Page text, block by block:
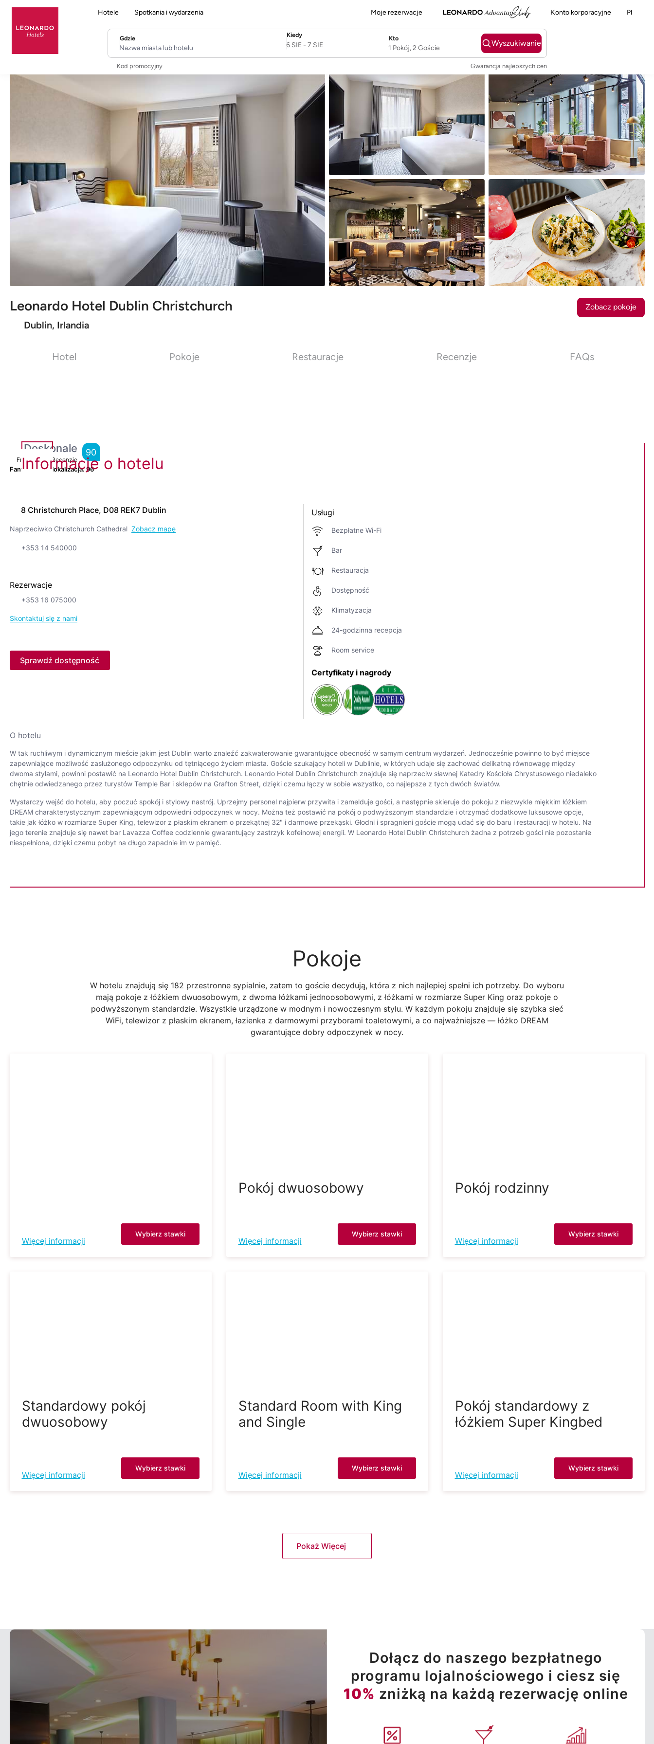
Hotele Spotkania i wydarzenia Moje rezerwacje Konto korporacyjne Pl
Leonardo Hotel Dublin Christchurch
Dublin, Irlandia
Zobacz pokoje
Gdzie
Nazwa miasta lub hotelu
Kiedy
SelectDate
6 SIE - 7 SIE
Kto
Username
1 Pokój, 2 Goście
Wyszukiwanie
Kod promocyjny Gwarancja najlepszych cen
Hotel Pokoje Restauracje Recenzje FAQs
Doskonale
From10,601Recenzje
90
Fantastyczna lokalizacja.96
Informacje o hotelu
8 Christchurch Place, D08 REK7 Dublin
Naprzeciwko Christchurch Cathedral Zobacz mapę
+353 14 540000
Rezerwacje
+353 16 075000
Skontaktuj się z nami
Sprawdź dostępność
Usługi
Bezpłatne Wi-Fi
Bar
Restauracja
Dostępność
Klimatyzacja
24-godzinna recepcja
Room service
Certyfikaty i nagrody
O hotelu
W tak ruchliwym i dynamicznym mieście jakim jest Dublin warto znaleźć zakwaterowanie gwarantujące obecność w samym centrum wydarzeń. Jednocześnie powinno to być miejsce
zapewniające możliwość zasłużonego odpoczynku od tętniącego życiem miasta. Goście szukający hoteli w Dublinie, w których udaje się zachować delikatną równowagę między
dwoma stylami, powinni postawić na Leonardo Hotel Dublin Christchurch. Leonardo Hotel Dublin Christchurch znajduje się naprzeciw sławnej Katedry Kościoła Chrystusowego niedaleko
chętnie odwiedzanego przez turystów Temple Bar i sklepów na Grafton Street, dzięki czemu łączy w sobie wszystko, co najlepsze z tych dwóch światów.
Wystarczy wejść do hotelu, aby poczuć spokój i stylowy nastrój. Uprzejmy personel najpierw przywita i zamelduje gości, a następnie skieruje do pokoju z niezwykle miękkim łóżkiem
DREAM charakterystycznym zapewniającym odpowiedni odpoczynek w nocy. Można też postawić na pokój o podwyższonym standardzie i otrzymać dodatkowe luksusowe opcje,
takie jak łóżko w rozmiarze Super King, telewizor z płaskim ekranem o przekątnej 32" i darmowe przekąski. Głodni i spragnieni goście mogą udać się do baru i restauracji w hotelu. Na
jego terenie znajduje się nawet bar Lavazza Coffee codziennie gwarantujący zastrzyk kofeinowej energii. W Leonardo Hotel Dublin Christchurch żadna z potrzeb gości nie pozostanie
niespełniona, dzięki czemu pobyt na długo zapadnie im w pamięć.
Pokoje
W hotelu znajdują się 182 przestronne sypialnie, zatem to goście decydują, która z nich najlepiej spełni ich potrzeby. Do wyboru
mają pokoje z łóżkiem dwuosobowym, z dwoma łóżkami jednoosobowymi, z łóżkami w rozmiarze Super King oraz pokoje o
podwyższonym standardzie. Wszystkie urządzone w modnym i nowoczesnym stylu. W każdym pokoju znajduje się szybka sieć
WiFi, telewizor z płaskim ekranem, łazienka z darmowymi przyborami toaletowymi, a co najważniejsze — łóżko DREAM
gwarantujące dobry odpoczynek w nocy.
Więcej informacji
Wybierz stawki
Pokój dwuosobowy
Więcej informacji
Wybierz stawki
Pokój rodzinny
Więcej informacji
Wybierz stawki
Standardowy pokój
dwuosobowy
Więcej informacji
Wybierz stawki
Standard Room with King
and Single
Więcej informacji
Wybierz stawki
Pokój standardowy z
łóżkiem Super Kingbed
Więcej informacji
Wybierz stawki
Pokaż Więcej
Dołącz do naszego bezpłatnego
programu lojalnościowego i ciesz się
10% zniżką na każdą rezerwację online